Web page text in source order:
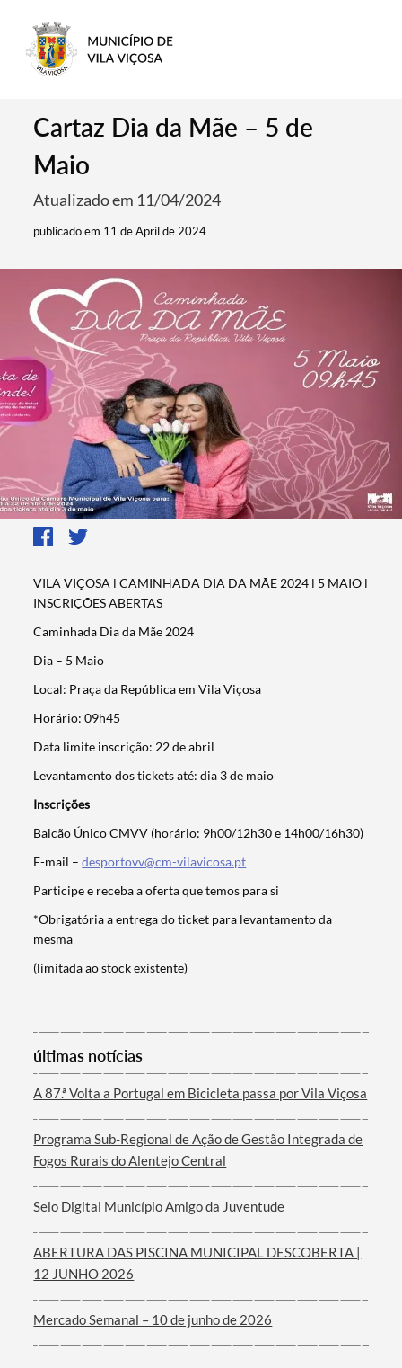
Termo de Pesquisa
Categorias gerais
Cartaz Dia da Mãe – 5 de
Maio
Atualizado em 11/04/2024
publicado em 11 de April de 2024
VILA VIÇOSA ǀ CAMINHADA DIA DA MÃE 2024 ǀ 5 MAIO ǀ
INSCRIÇÕES ABERTAS
️Caminhada Dia da Mãe 2024
Dia – 5 Maio
Local: Praça da República em Vila Viçosa
Horário: 09h45
Data limite inscrição: 22 de abril
Levantamento dos tickets até: dia 3 de maio
Inscrições
Balcão Único CMVV (horário: 9h00/12h30 e 14h00/16h30)
E-mail –desportovv@cm-vilavicosa.pt
Participe e receba a oferta que temos para si
*Obrigatória a entrega do ticket para levantamento da
mesma
(limitada ao stock existente)
últimas notícias
A 87.ª Volta a Portugal em Bicicleta passa por Vila Viçosa
Programa Sub-Regional de Ação de Gestão Integrada de
Fogos Rurais do Alentejo Central
Selo Digital Município Amigo da Juventude
ABERTURA DAS PISCINA MUNICIPAL DESCOBERTA |
12 JUNHO 2026
Mercado Semanal – 10 de junho de 2026